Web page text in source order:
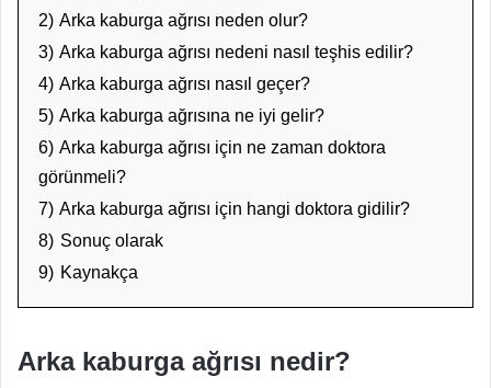
2) Arka kaburga ağrısı neden olur?
3) Arka kaburga ağrısı nedeni nasıl teşhis edilir?
4) Arka kaburga ağrısı nasıl geçer?
5) Arka kaburga ağrısına ne iyi gelir?
6) Arka kaburga ağrısı için ne zaman doktora
görünmeli?
7) Arka kaburga ağrısı için hangi doktora gidilir?
8) Sonuç olarak
9) Kaynakça
Arka kaburga ağrısı nedir?